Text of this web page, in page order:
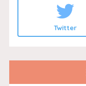
Twitter